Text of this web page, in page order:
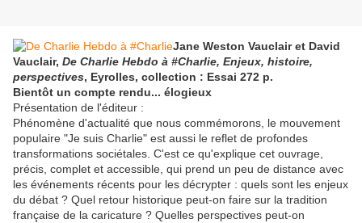
Jane Weston Vauclair et David
Vauclair, De Charlie Hebdo à #Charlie, Enjeux, histoire,
perspectives, Eyrolles, collection : Essai 272 p.
Bientôt un compte rendu... élogieux
Présentation de l'éditeur :
Phénomène d'actualité que nous commémorons, le mouvement
populaire "Je suis Charlie" est aussi le reflet de profondes
transformations sociétales. C'est ce qu'explique cet ouvrage,
précis, complet et accessible, qui prend un peu de distance avec
les événements récents pour les décrypter : quels sont les enjeux
du débat ? Quel retour historique peut-on faire sur la tradition
française de la caricature ? Quelles perspectives peut-on